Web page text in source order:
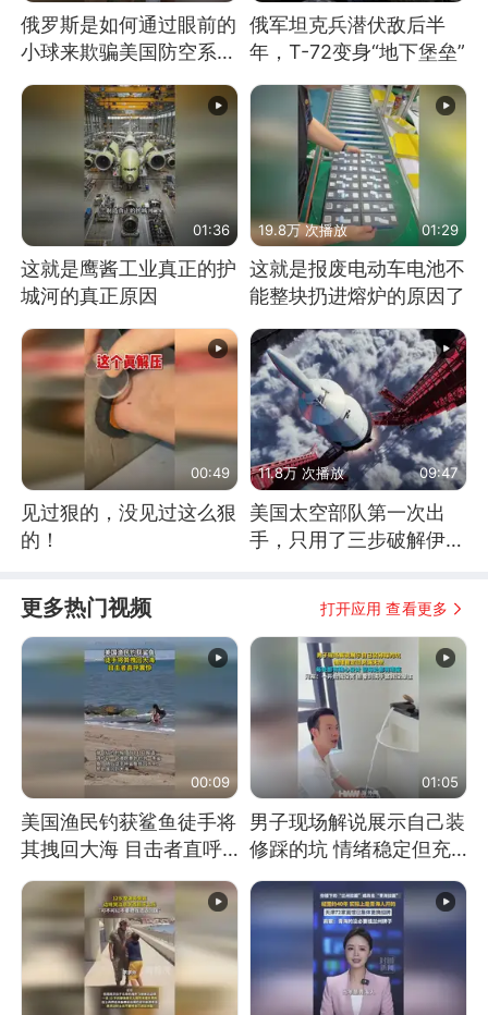
俄罗斯是如何通过眼前的
小球来欺骗美国防空系统
的
俄军坦克兵潜伏敌后半
年，T-72变身“地下堡垒”
01:36
这就是鹰酱工业真正的护
城河的真正原因
19.8万 次播放 01:29
这就是报废电动车电池不
能整块扔进熔炉的原因了
00:49
见过狠的，没见过这么狠
的！
11.8万 次播放 09:47
美国太空部队第一次出
手，只用了三步破解伊朗
更多热门视频 打开应用 查看更多
00:09
美国渔民钓获鲨鱼徒手将
其拽回大海 目击者直呼
震惊 （视频来源：参考
消息）
01:05
男子现场解说展示自己装
修踩的坑 情绪稳定但充
满无奈 每处都有精心设
计 但每处都有瑕疵 网
友：一开始我没笑 但看
到洗手盆我没绷住